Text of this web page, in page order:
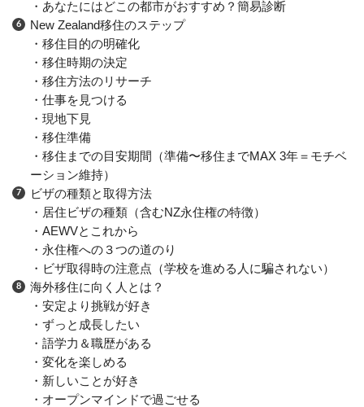
・あなたにはどこの都市がおすすめ？簡易診断
New Zealand移住のステップ
・移住目的の明確化
・移住時期の決定
・移住方法のリサーチ
・仕事を見つける
・現地下見
・移住準備
・移住までの目安期間（準備〜移住までMAX 3年＝モチベ
ーション維持）
ビザの種類と取得方法
・居住ビザの種類（含むNZ永住権の特徴）
・AEWVとこれから
・永住権への３つの道のり
・ビザ取得時の注意点（学校を進める人に騙されない）
海外移住に向く人とは？
・安定より挑戦が好き
・ずっと成長したい
・語学力＆職歴がある
・変化を楽しめる
・新しいことが好き
・オープンマインドで過ごせる